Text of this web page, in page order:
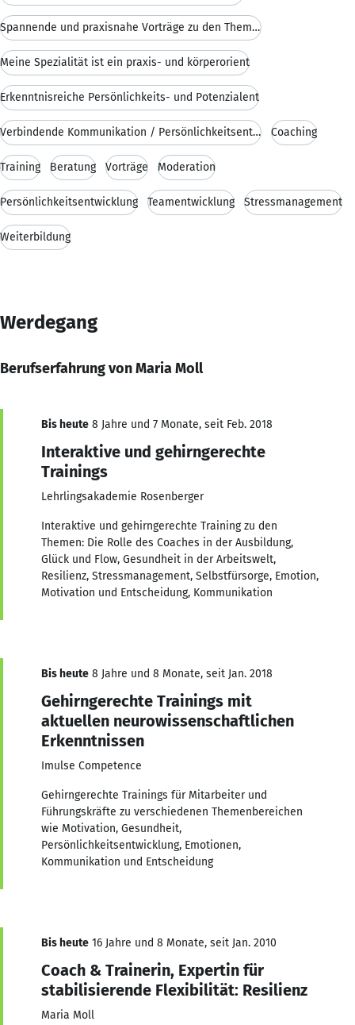
Spannende und praxisnahe Vorträge zu den Themen Re
Meine Spezialität ist ein praxis- und körperorient
Erkenntnisreiche Persönlichkeits- und Potenzialent
Verbindende Kommunikation / Persönlichkeitsentwick Coaching
Training Beratung Vorträge Moderation
Persönlichkeitsentwicklung Teamentwicklung Stressmanagement
Weiterbildung
Werdegang
Berufserfahrung von Maria Moll
Bis heute 8 Jahre und 7 Monate, seit Feb. 2018
Interaktive und gehirngerechte
Trainings
Lehrlingsakademie Rosenberger
Interaktive und gehirngerechte Training zu den
Themen: Die Rolle des Coaches in der Ausbildung,
Glück und Flow, Gesundheit in der Arbeitswelt,
Resilienz, Stressmanagement, Selbstfürsorge, Emotion,
Motivation und Entscheidung, Kommunikation
Bis heute 8 Jahre und 8 Monate, seit Jan. 2018
Gehirngerechte Trainings mit
aktuellen neurowissenschaftlichen
Erkenntnissen
Imulse Competence
Gehirngerechte Trainings für Mitarbeiter und
Führungskräfte zu verschiedenen Themenbereichen
wie Motivation, Gesundheit,
Persönlichkeitsentwicklung, Emotionen,
Kommunikation und Entscheidung
Bis heute 16 Jahre und 8 Monate, seit Jan. 2010
Coach & Trainerin, Expertin für
stabilisierende Flexibilität: Resilienz
Maria Moll